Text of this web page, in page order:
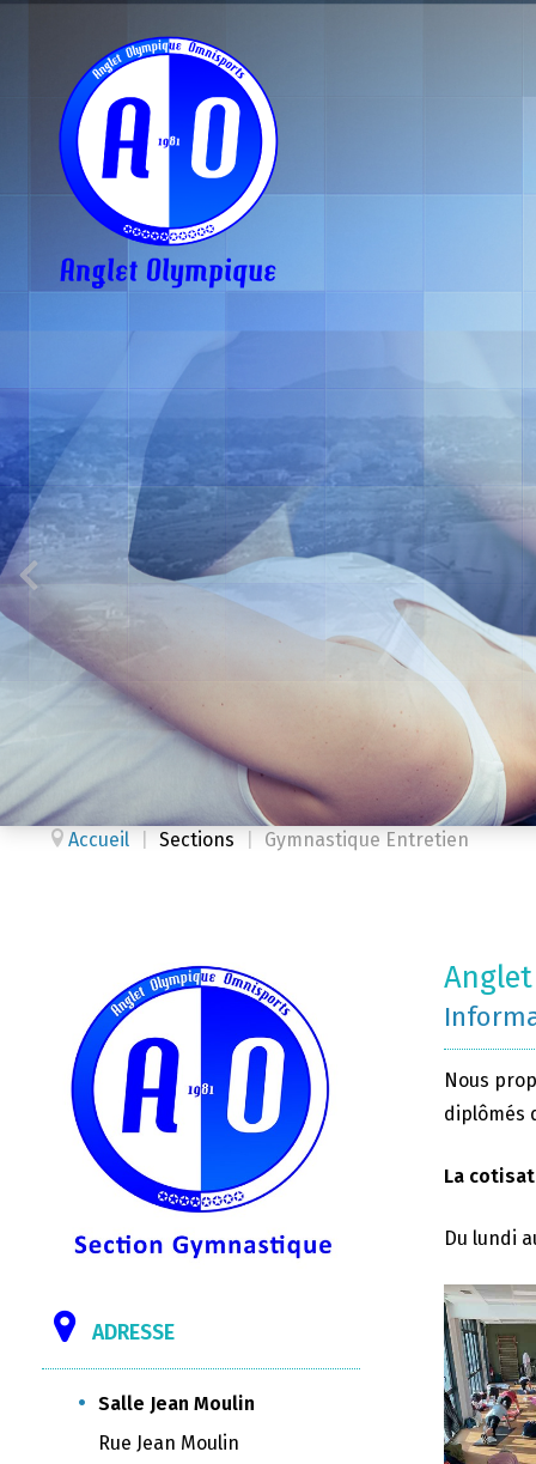
Accueil Sections Gymnastique Entretien
ADRESSE
Salle Jean Moulin
Rue Jean Moulin
Nous
diplômés
La
Du lundi